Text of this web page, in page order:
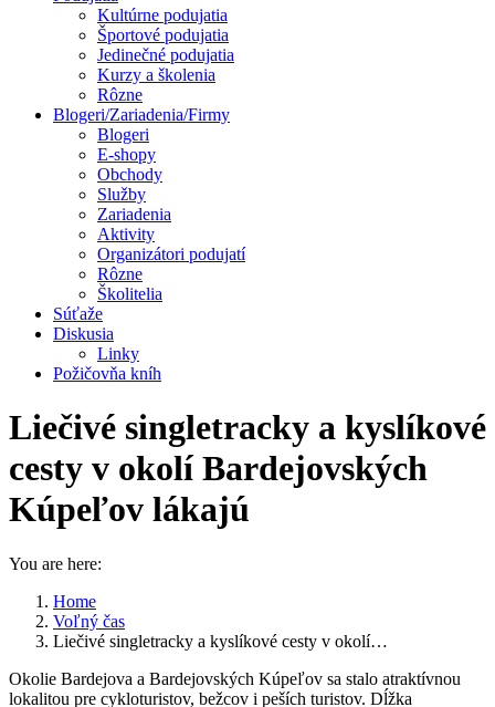
Kultúrne podujatia
Športové podujatia
Jedinečné podujatia
Kurzy a školenia
Rôzne
Blogeri/Zariadenia/Firmy
Blogeri
E-shopy
Obchody
Služby
Zariadenia
Aktivity
Organizátori podujatí
Rôzne
Školitelia
Súťaže
Diskusia
Linky
Požičovňa kníh
Liečivé singletracky a kyslíkové
cesty v okolí Bardejovských
Kúpeľov lákajú
You are here:
Home
Voľný čas
Liečivé singletracky a kyslíkové cesty v okolí…
Okolie Bardejova a Bardejovských Kúpeľov sa stalo atraktívnou
lokalitou pre cykloturistov, bežcov i peších turistov. Dĺžka